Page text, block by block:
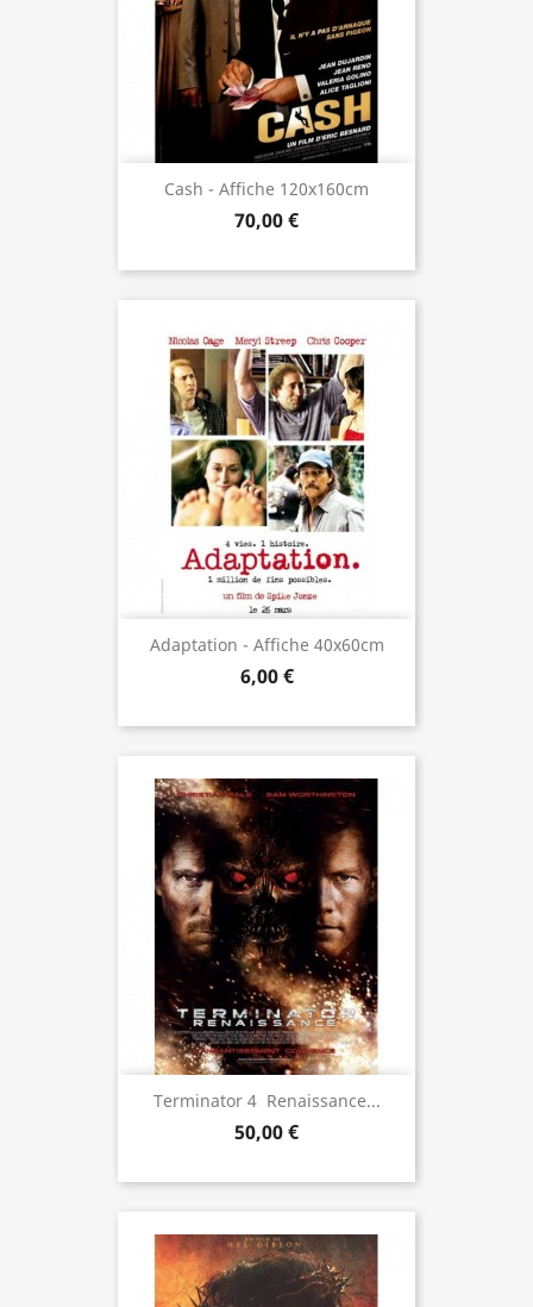
Cash - Affiche 120x160cm
70,00 €
Adaptation - Affiche 40x60cm
6,00 €
Terminator 4  Renaissance...
50,00 €